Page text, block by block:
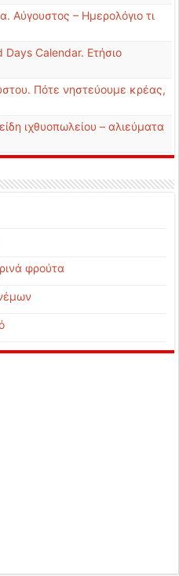
Αύγουστος – Ημερολόγιο τι
Calendar. Ετήσιο
Πότε νηστεύουμε κρέας,
ιχθυοπωλείου – αλιεύματα
φρούτα